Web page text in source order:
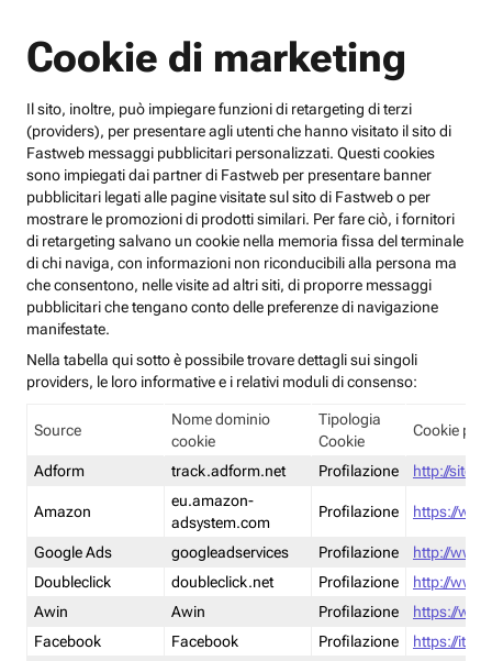
Cookie di marketing
Il sito, inoltre, può impiegare funzioni di retargeting di terzi
(providers), per presentare agli utenti che hanno visitato il sito di
Fastweb messaggi pubblicitari personalizzati. Questi cookies
sono impiegati dai partner di Fastweb per presentare banner
pubblicitari legati alle pagine visitate sul sito di Fastweb o per
mostrare le promozioni di prodotti similari. Per fare ciò, i fornitori
di retargeting salvano un cookie nella memoria fissa del terminale
di chi naviga, con informazioni non riconducibili alla persona ma
che consentono, nelle visite ad altri siti, di proporre messaggi
pubblicitari che tengano conto delle preferenze di navigazione
manifestate.
Nella tabella qui sotto è possibile trovare dettagli sui singoli
providers, le loro informative e i relativi moduli di consenso:
Source
Nome dominio
cookie
Tipologia
Cookie
Cookie
Adform track.adform.net Profilazione http://
Amazon
eu.amazon-
adsystem.com
Profilazione https://
Google Ads googleadservices Profilazione
http://
Doubleclick
doubleclick.net Profilazione
http://
Awin
Awin Profilazione
https://
Facebook
Facebook Profilazione
https://it-